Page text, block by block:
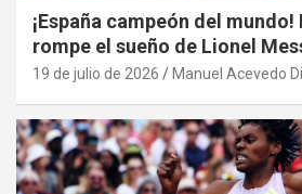
¡España campeón del
rompe el sueño de Lionel
19 de julio de 2026 Manuel Acevedo